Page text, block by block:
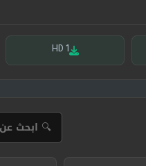
HD 1